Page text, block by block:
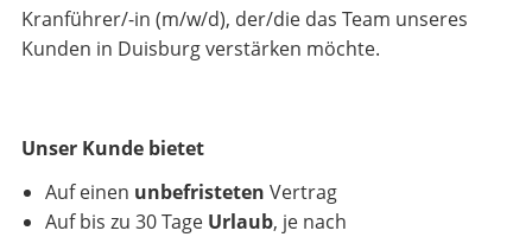
Kranführer/-in (m/w/d), der/die das Team unseres
Kunden in Duisburg verstärken möchte.
Unser Kunde bietet
Auf einen unbefristeten Vertrag
Auf bis zu 30 Tage Urlaub, je nach